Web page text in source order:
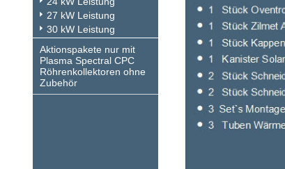
27 kW Leistung
30 kW Leistung
Aktionspakete nur mit
Plasma Spectral CPC
Röhrenkollektoren ohne
Zubehör